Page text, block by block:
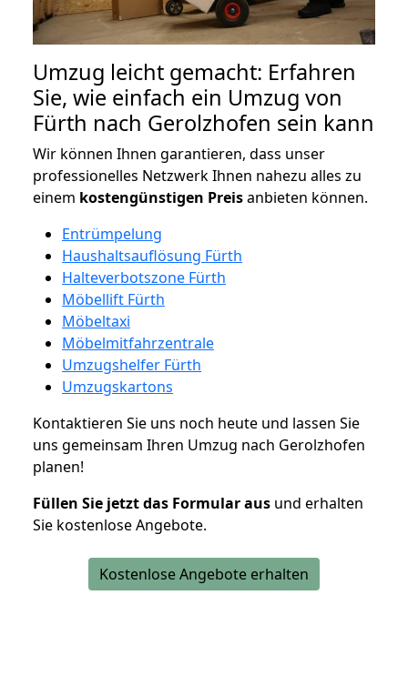
Umzug leicht gemacht: Erfahren
Sie, wie einfach ein Umzug von
Fürth nach Gerolzhofen sein kann
Wir können Ihnen garantieren, dass unser
professionelles Netzwerk Ihnen nahezu alles zu
einem kostengünstigen Preisanbieten können.
Entrümpelung
Haushaltsauflösung Fürth
Halteverbotszone Fürth
Möbellift Fürth
Möbeltaxi
Möbelmitfahrzentrale
Umzugshelfer Fürth
Umzugskartons
Kontaktieren Sie uns noch heute und lassen Sie
uns gemeinsam Ihren Umzug nach Gerolzhofen
planen!
Füllen Sie jetzt das Formular aus und erhalten
Sie kostenlose Angebote.
Kostenlose Angebote erhalten